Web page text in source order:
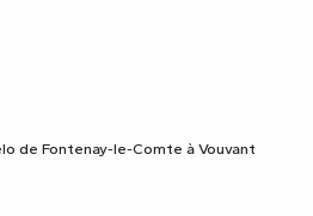
de Fontenay-le-Comte à Vouvant